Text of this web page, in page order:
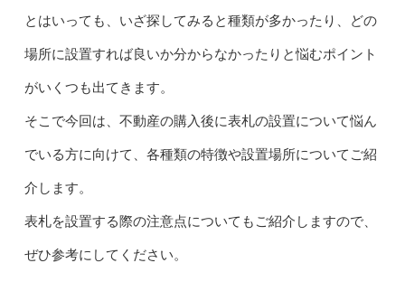
とはいっても、いざ探してみると種類が多かったり、どの
場所に設置すれば良いか分からなかったりと悩むポイント
がいくつも出てきます。
そこで今回は、不動産の購入後に表札の設置について悩ん
でいる方に向けて、各種類の特徴や設置場所についてご紹
介します。
表札を設置する際の注意点についてもご紹介しますので、
ぜひ参考にしてください。